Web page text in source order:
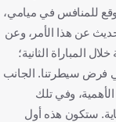
للمنافس في ميامي،
عن هذا الأمر، وعن
المباراة الثانية؛
فرض سيطرتنا. الجانب
وفي تلك
ستكون هذه أول